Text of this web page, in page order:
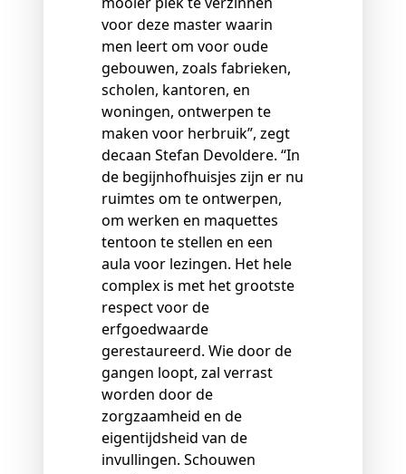
voor deze master waarin
men leert om voor oude
gebouwen, zoals fabrieken,
scholen, kantoren, en
woningen, ontwerpen te
maken voor herbruik”, zegt
decaan Stefan Devoldere. “In
de begijnhofhuisjes zijn er nu
ruimtes om te ontwerpen,
om werken en maquettes
tentoon te stellen en een
aula voor lezingen. Het hele
complex is met het grootste
respect voor de
erfgoedwaarde
gerestaureerd. Wie door de
gangen loopt, zal verrast
worden door de
zorgzaamheid en de
eigentijdsheid van de
invullingen. Schouwen